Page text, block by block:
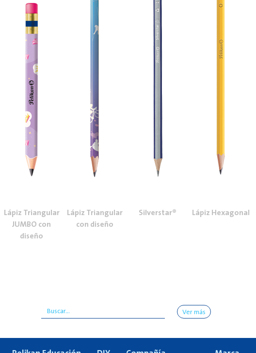
Lápiz Triangular
JUMBO con
diseño
Lápiz Triangular
con diseño
Silverstar® Lápiz Hexagonal
Ver más